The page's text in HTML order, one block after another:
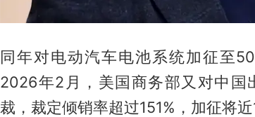
同年对电动汽车电池系统加征至
2026年2月，美国商务部又对中国
裁，裁定倾销率超过151%，加征将近